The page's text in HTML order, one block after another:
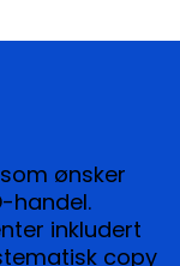
ønsker
handel.
inkludert
copy